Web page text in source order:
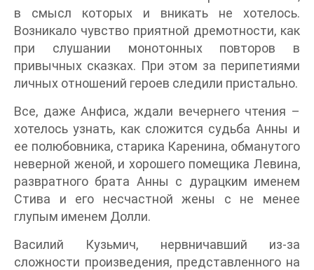
в смысл которых и вникать не хотелось.
Возникало чувство приятной дремотности, как
при слушании монотонных повторов в
привычных сказках. При этом за перипетиями
личных отношений героев следили пристально.
Все, даже Анфиса, ждали вечернего чтения –
хотелось узнать, как сложится судьба Анны и
ее полюбовника, старика Каренина, обманутого
неверной женой, и хорошего помещика Левина,
развратного брата Анны с дурацким именем
Стива и его несчастной жены с не менее
глупым именем Долли.
Василий Кузьмич, нервничавший из-за
сложности произведения, представленного на